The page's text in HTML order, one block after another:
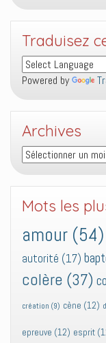
Traduisez
Powered by
Archives
Archives
Mots les
amour (54)
autorité (17)
colère (37)
création (9) cène (12)
epreuve (12) esprit